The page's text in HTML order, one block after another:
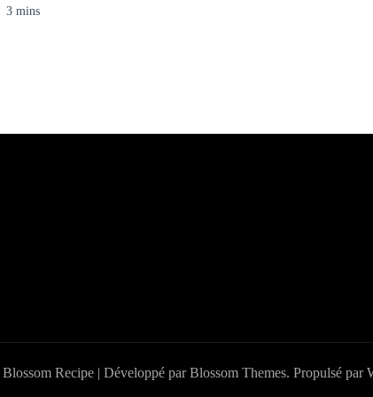
3 mins
Blossom Recipe | Développé parBlossom Themes. Propulsé par